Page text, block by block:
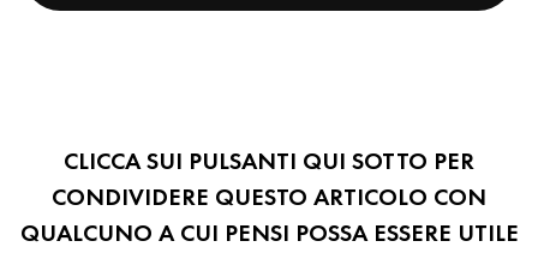
CLICCA SUI PULSANTI QUI SOTTO PER
CONDIVIDERE QUESTO ARTICOLO CON
QUALCUNO A CUI PENSI POSSA ESSERE UTILE